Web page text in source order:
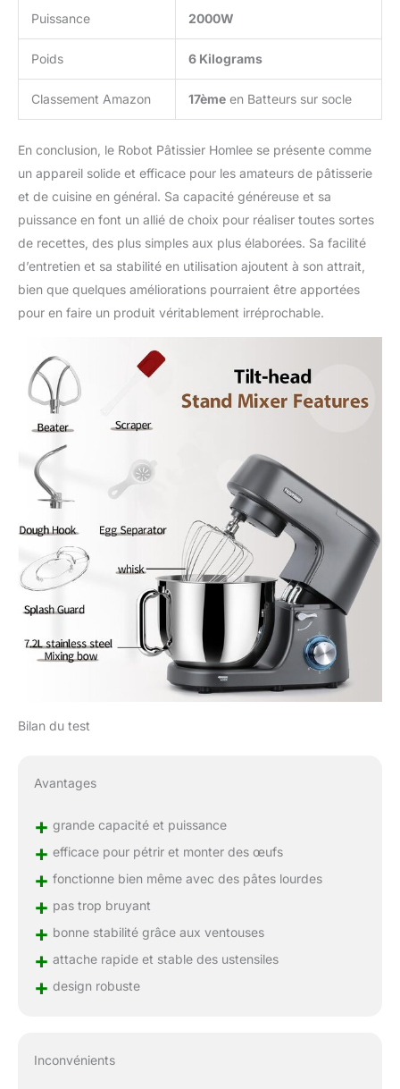
Puissance 2000W
Poids 6 Kilograms
Classement Amazon 17ème en Batteurs sur socle
En conclusion, le Robot Pâtissier Homlee se présente comme
un appareil solide et efficace pour les amateurs de pâtisserie
et de cuisine en général. Sa capacité généreuse et sa
puissance en font un allié de choix pour réaliser toutes sortes
de recettes, des plus simples aux plus élaborées. Sa facilité
d’entretien et sa stabilité en utilisation ajoutent à son attrait,
bien que quelques améliorations pourraient être apportées
pour en faire un produit véritablement irréprochable.
Bilan du test
Avantages
+ grande capacité et puissance
+ efficace pour pétrir et monter des œufs
+ fonctionne bien même avec des pâtes lourdes
+ pas trop bruyant
+ bonne stabilité grâce aux ventouses
+ attache rapide et stable des ustensiles
+ design robuste
Inconvénients